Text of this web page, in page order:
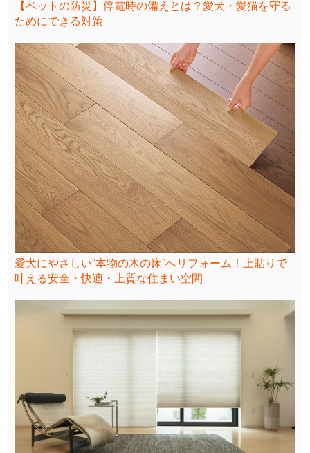
【ペットの防災】停電時の備えとは？愛犬・愛猫を守る
ためにできる対策
愛犬にやさしい“本物の木の床”へリフォーム！上貼りで
叶える安全・快適・上質な住まい空間